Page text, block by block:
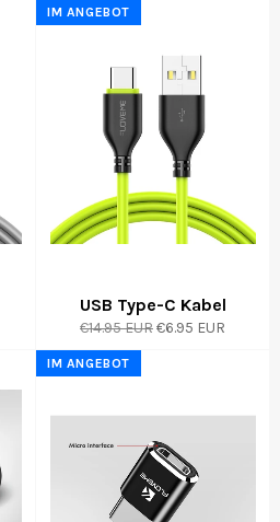
USB Type-C Kabel
Normaler
Preis
€14.95 EURSonderpreis
€6.95 EUR
IM ANGEBOT
IM ANGEBOT